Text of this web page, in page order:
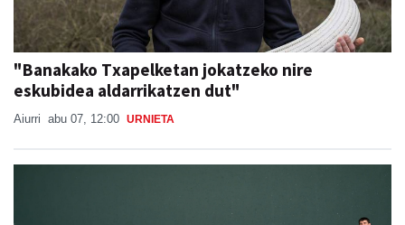
"Banakako Txapelketan jokatzeko nire
eskubidea aldarrikatzen dut"
Aiurri abu 07, 12:00 URNIETA